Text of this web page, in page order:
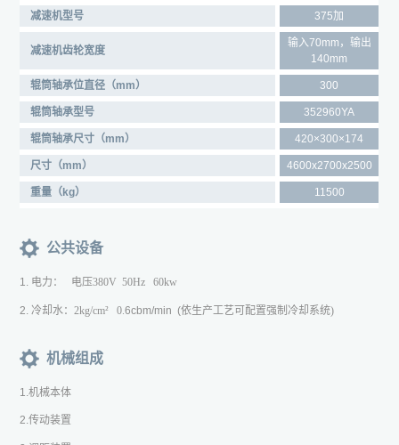
减速机型号 375加
减速机齿轮宽度
输入70mm，输出
140mm
辊筒轴承位直径（mm） 300
辊筒轴承型号 352960YA
辊筒轴承尺寸（mm） 420×300×174
尺寸（mm） 4600x2700x2500
重量（kg） 11500
公共设备
1. 电力： 电压380V 50Hz 60kw
2. 冷却水：2kg/cm²0.6cbm/min (依生产工艺可配置强制冷却系统)
机械组成
1.机械本体
2.传动装置